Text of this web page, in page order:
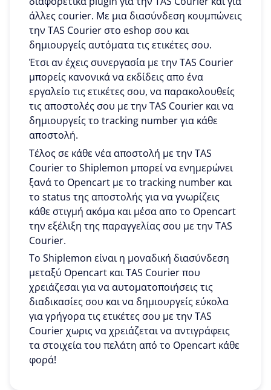
άλλες courier. Με μια διασύνδεση κουμπώνεις
την TAS Courier στο eshop σου και
δημιουργείς αυτόματα τις ετικέτες σου.
Έτσι αν έχεις συνεργασία με την TAS Courier
μπορείς κανονικά να εκδίδεις απο ένα
εργαλείο τις ετικέτες σου, να παρακολουθείς
τις αποστολές σου με την TAS Courier και να
δημιουργείς το tracking number για κάθε
αποστολή.
Τέλος σε κάθε νέα αποστολή με την TAS
Courier το Shiplemon μπορεί να ενημερώνει
ξανά το Opencart με το tracking number και
το status της αποστολής για να γνωρίζεις
κάθε στιγμή ακόμα και μέσα απο το Opencart
την εξέλιξη της παραγγελίας σου με την TAS
Courier.
To Shiplemon είναι η μοναδική διασύνδεση
μεταξύ Opencart και TAS Courier που
χρειάζεσαι για να αυτοματοποιήσεις τις
διαδικασίες σου και να δημιουργείς εύκολα
για γρήγορα τις ετικέτες σου με την TAS
Courier χωρις να χρειάζεται να αντιγράφεις
τα στοιχεία του πελάτη από το Opencart κάθε
φορά!